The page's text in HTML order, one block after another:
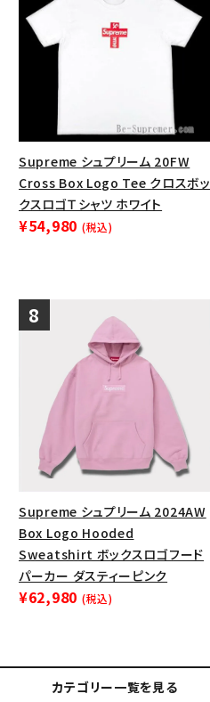
Supreme シュプリーム 20FW
Cross Box Logo Tee クロスボッ
クスロゴＴシャツ ホワイト
¥54,980 (税込)
Supreme シュプリーム 2024AW
Box Logo Hooded
Sweatshirt ボックスロゴフード
パーカー ダスティーピンク
¥62,980 (税込)
カテゴリー一覧を見る